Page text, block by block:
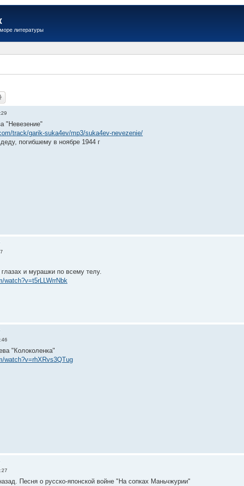
литературы
"Невезение"
track/garik-suka4ev/mp3/suka4ev-nevezenie/
погибшему в ноябре 1944 г
и мурашки по всему телу.
watch?v=t5rLLWrrNbk
"Колоколенка"
watch?v=rhXRvs3QTug
Песня о русско-японской войне "На сопках Маньчжурии"